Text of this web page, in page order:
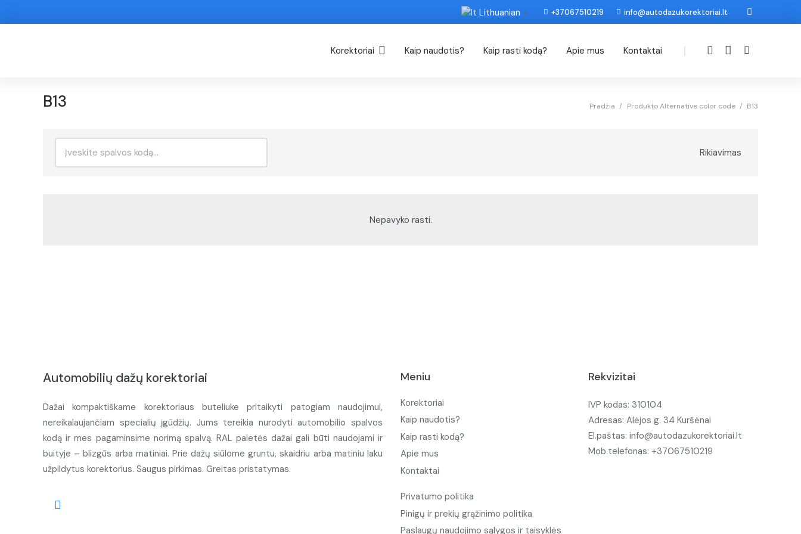
Lithuanian ▼ +37067510219 info@autodazukorektoriai.lt
Korektoriai Kaip naudotis? Kaip rasti kodą? Apie mus Kontaktai |
B13 Pradžia / Produkto Alternative color code / B13
Rikiavimas
Nepavyko rasti.
Automobilių dažų korektoriai
Dažai kompaktiškame korektoriaus buteliuke pritaikyti patogiam naudojimui,
nereikalaujančiam specialių įgūdžių. Jums tereikia nurodyti automobilio spalvos
kodą ir mes pagaminsime norimą spalvą. RAL paletės dažai gali būti naudojami ir
buityje – blizgūs arba matiniai. Prie dažų siūlome gruntu, skaidriu arba matiniu laku
užpildytus korektorius. Saugus pirkimas. Greitas pristatymas.
Meniu
Korektoriai
Kaip naudotis?
Kaip rasti kodą?
Apie mus
Kontaktai
Privatumo politika
Pinigų ir prekių grąžinimo politika
Paslaugų naudojimo sąlygos ir taisyklės
Rekvizitai
IVP kodas: 310104
Adresas: Alėjos g. 34 Kuršėnai
El.paštas: info@autodazukorektoriai.lt
Mob.telefonas: +37067510219